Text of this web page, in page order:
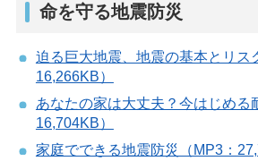
命を守る地震防災
迫る巨大地震、地震の基本とリス
16,266KB）
あなたの家は大丈夫？今はじめる
16,704KB）
家庭でできる地震防災（MP3：